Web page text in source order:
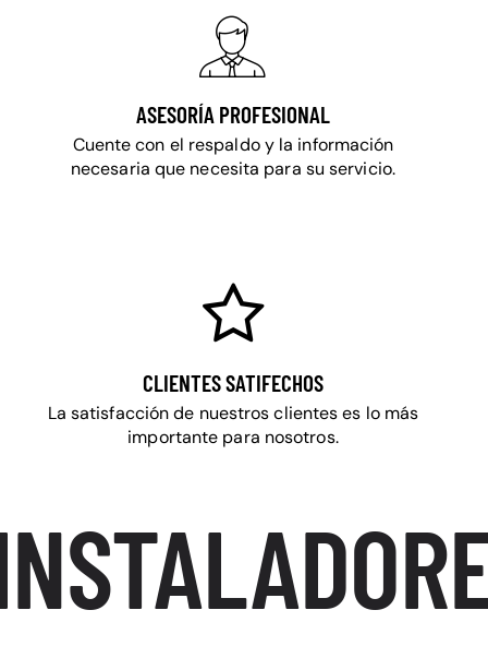
ASESORÍA PROFESIONAL
Cuente con el respaldo y la información
necesaria que necesita para su servicio.
CLIENTES SATIFECHOS
La satisfacción de nuestros clientes es lo más
importante para nosotros.